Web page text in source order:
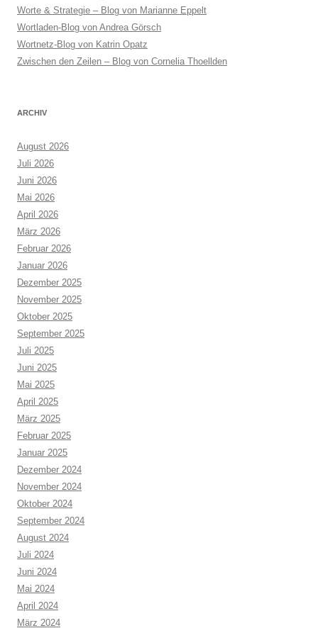
Worte & Strategie – Blog von Marianne Eppelt
Wortladen-Blog von Andrea Görsch
Wortnetz-Blog von Katrin Opatz
Zwischen den Zeilen – Blog von Cornelia Thoellden
ARCHIV
August 2026
Juli 2026
Juni 2026
Mai 2026
April 2026
März 2026
Februar 2026
Januar 2026
Dezember 2025
November 2025
Oktober 2025
September 2025
Juli 2025
Juni 2025
Mai 2025
April 2025
März 2025
Februar 2025
Januar 2025
Dezember 2024
November 2024
Oktober 2024
September 2024
August 2024
Juli 2024
Juni 2024
Mai 2024
April 2024
März 2024